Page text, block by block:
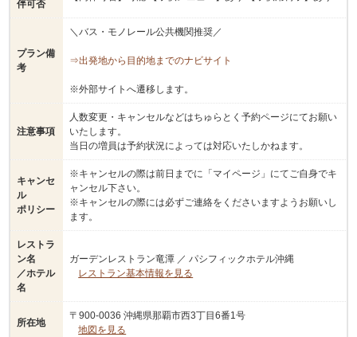
伴可否
プラン備
考
＼バス・モノレール公共機関推奨／
⇒出発地から目的地までのナビサイト
※外部サイトへ遷移します。
注意事項
人数変更・キャンセルなどはちゅらとく予約ページにてお願い
いたします。
当日の増員は予約状況によっては対応いたしかねます。
キャンセ
ル
ポリシー
※キャンセルの際は前日までに「マイページ」にてご自身でキ
ャンセル下さい。
※キャンセルの際には必ずご連絡をくださいますようお願いし
ます。
レストラ
ン名
／ホテル
名
ガーデンレストラン竜潭 ／ パシフィックホテル沖縄
レストラン基本情報を見る
所在地
〒900-0036 沖縄県那覇市西3丁目6番1号
地図を見る